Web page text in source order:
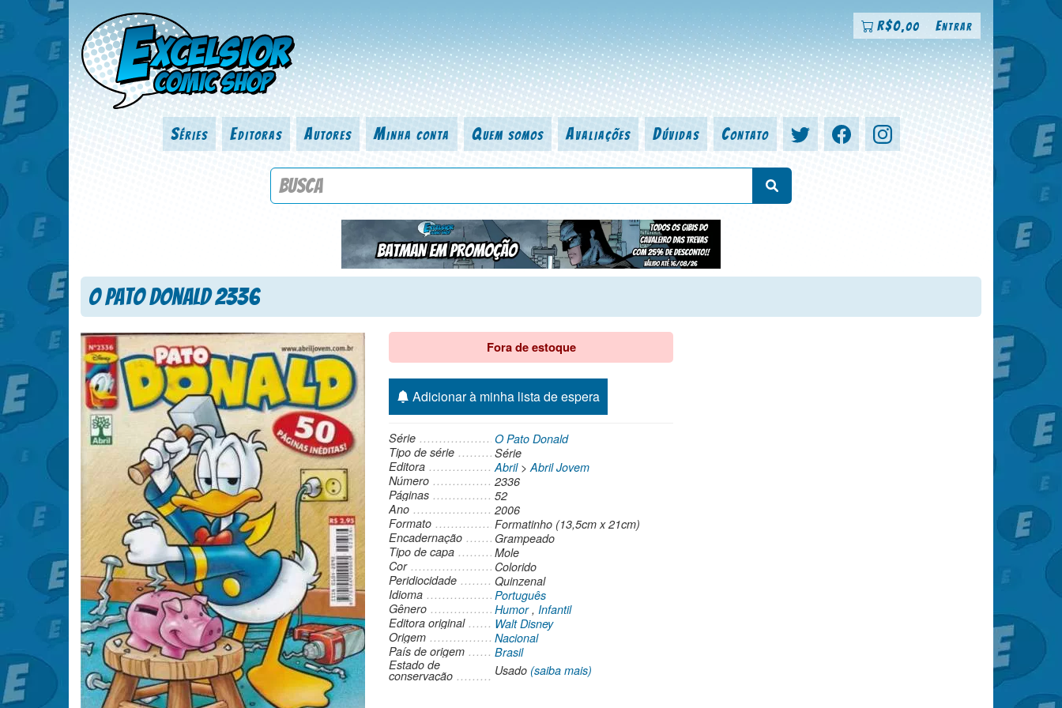
R$0,00 Entrar
Séries Editoras Autores Minha conta Quem somos Avaliações Dúvidas Contato
Procure por título da revista, personagem, série, escritor, desenhista, arte-finalista, colorista
O Pato Donald 2336
Fora de estoque
Adicionar à minha lista de espera
Série
O Pato Donald
Tipo de série
Série
Editora
Abril> Abril Jovem
Número
2336
Páginas
52
Ano
2006
Formato
Formatinho (13,5cm x 21cm)
Encadernação
Grampeado
Tipo de capa
Mole
Cor
Colorido
Peridiocidade
Quinzenal
Idioma
Português
Gênero
Humor, Infantil
Editora original
Walt Disney
Origem
Nacional
País de origem
Brasil
Estado de
conservação Usado (saiba mais)